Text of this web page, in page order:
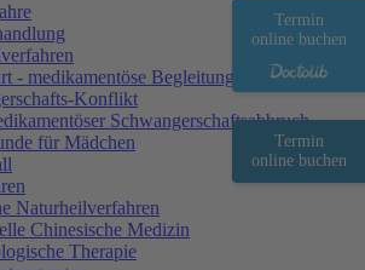
Termin
online buchen
- medikamentöse Begleitung
Konflikt
Schwangerschaftsabbruch
für Mädchen
Naturheilverfahren
Chinesische Medizin
Therapie
Termin
online buchen